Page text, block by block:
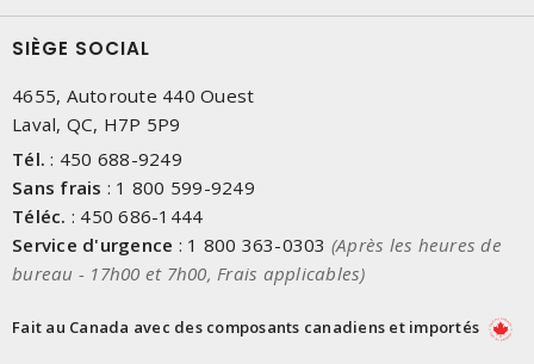
SIÈGE SOCIAL
4655, Autoroute 440 Ouest
Laval, QC, H7P 5P9
Tél. : 450 688-9249
Sans frais : 1 800 599-9249
Téléc. : 450 686-1444
Service d'urgence : 1 800 363-0303 (Après les heures de
bureau - 17h00 et 7h00, Frais applicables)
Fait au Canada avec des composants canadiens et importés